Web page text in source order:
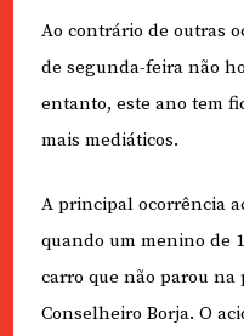
Ao contrário de outras
de segunda-feira não
entanto, este ano tem
mais mediáticos.
A principal ocorrência
quando um menino de
carro que não parou na
Conselheiro Borja. O